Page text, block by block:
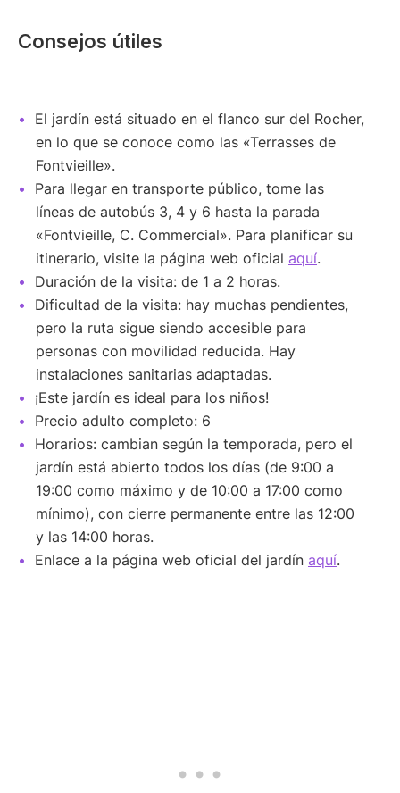
Consejos útiles
El jardín está situado en el flanco sur del Rocher,
en lo que se conoce como las «Terrasses de
Fontvieille».
Para llegar en transporte público, tome las
líneas de autobús 3, 4 y 6 hasta la parada
«Fontvieille, C. Commercial». Para planificar su
itinerario, visite la página web oficial aquí.
Duración de la visita: de 1 a 2 horas.
Dificultad de la visita: hay muchas pendientes,
pero la ruta sigue siendo accesible para
personas con movilidad reducida. Hay
instalaciones sanitarias adaptadas.
¡Este jardín es ideal para los niños!
Precio adulto completo: 6
Horarios: cambian según la temporada, pero el
jardín está abierto todos los días (de 9:00 a
19:00 como máximo y de 10:00 a 17:00 como
mínimo), con cierre permanente entre las 12:00
y las 14:00 horas.
Enlace a la página web oficial del jardín aquí.